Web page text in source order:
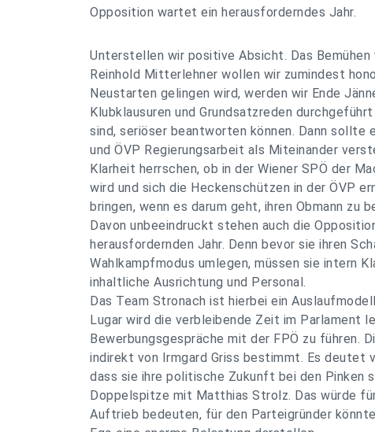
Opposition wartet ein herausforderndes Jahr.
Unterstellen wir positive Absicht. Das Bemühen
Reinhold Mitterlehner wollen wir zumindest
Neustarten gelingen wird, werden wir Ende
Klubklausuren und Grundsatzreden
sind, seriöser beantworten können. Dann sollte
und ÖVP Regierungsarbeit als Miteinander
Klarheit herrschen, ob in der Wiener SPÖ der
wird und sich die Heckenschützen in der ÖVP
bringen, wenn es darum geht, ihren Obmann zu
Davon unbeeindruckt stehen auch die
herausfordernden Jahr. Denn bevor sie ihren
Wahlkampfmodus umlegen, müssen sie intern
inhaltliche Ausrichtung und Personal.
Das Team Stronach ist hierbei ein
Lugar wird die verbleibende Zeit im Parlament
Bewerbungsgespräche mit der FPÖ zu führen.
indirekt von Irmgard Griss bestimmt. Es deutet
dass sie ihre politische Zukunft bei den Pinken
Doppelspitze mit Matthias Strolz. Das würde
Auftrieb bedeuten, für den Parteigründer